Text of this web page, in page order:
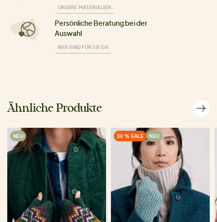
UNSERE MATERIALIEN
Persönliche Beratung bei der
Auswahl
WIR SIND FÜR SIE DA
Ähnliche Produkte
NEU 30 % SALE NEU